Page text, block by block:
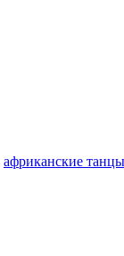
африканские танцы